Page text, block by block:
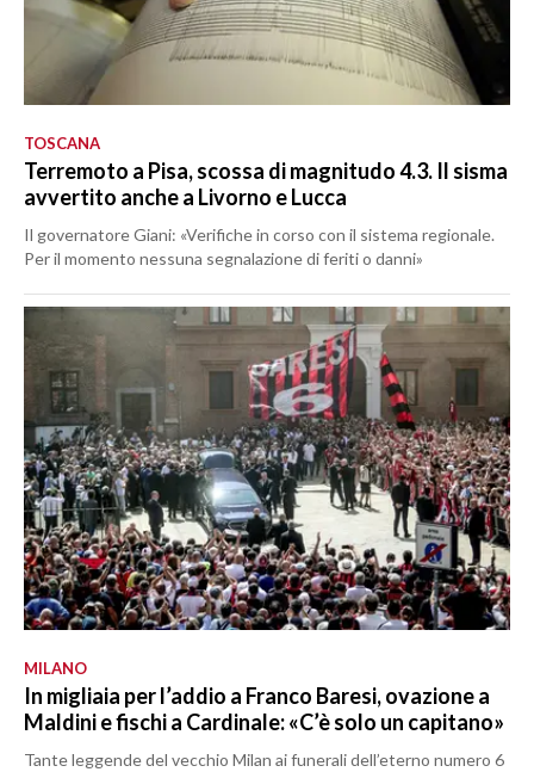
TOSCANA
Terremoto a Pisa, scossa di magnitudo 4.3. Il sisma
avvertito anche a Livorno e Lucca
Il governatore Giani: «Verifiche in corso con il sistema regionale.
Per il momento nessuna segnalazione di feriti o danni»
MILANO
In migliaia per l’addio a Franco Baresi, ovazione a
Maldini e fischi a Cardinale: «C’è solo un capitano»
Tante leggende del vecchio Milan ai funerali dell’eterno numero 6